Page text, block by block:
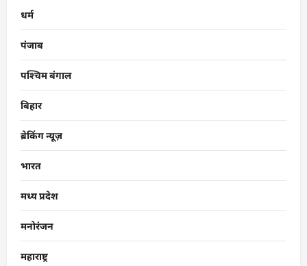
धर्म
पंजाब
पश्चिम बंगाल
बिहार
ब्रेकिंग न्यूज़
भारत
मध्य प्रदेश
मनोरंजन
महाराष्ट्र